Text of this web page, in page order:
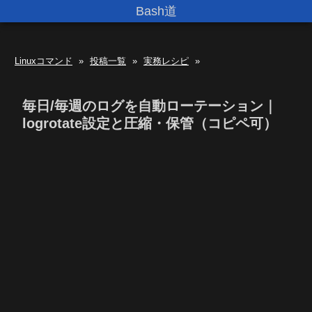
Bash道
Linuxコマンド » 投稿一覧 » 実務レシピ »
毎日/毎週のログを自動ローテーション｜
logrotate設定と圧縮・保管（コピペ可）